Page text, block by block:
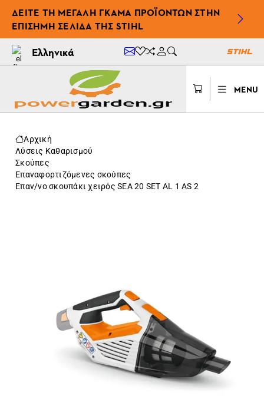
ΔΕΊΤΕ ΤΗ ΜΕΓΆΛΗ ΓΚΆΜΑ ΠΡΟΪΌΝΤΩΝ ΣΤΗΝ
ΕΠΊΣΗΜΗ ΣΕΛΊΔΑ ΤΗΣ STIHL
Ελληνικά
MENU
Αρχική
Λύσεις Καθαρισμού
Σκούπες
Επαναφορτιζόμενες σκούπες
Επαν/νο σκουπάκι χειρός SEA 20 SET AL 1 AS 2